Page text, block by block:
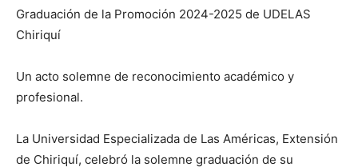
Graduación de la Promoción 2024-2025 de UDELAS
Chiriquí
Un acto solemne de reconocimiento académico y
profesional.
La Universidad Especializada de Las Américas, Extensión
de Chiriquí, celebró la solemne graduación de su